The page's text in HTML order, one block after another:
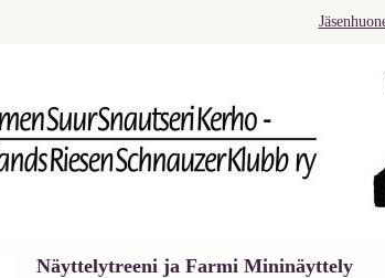
Näyttelytreeni ja Farmi Mininäyttely